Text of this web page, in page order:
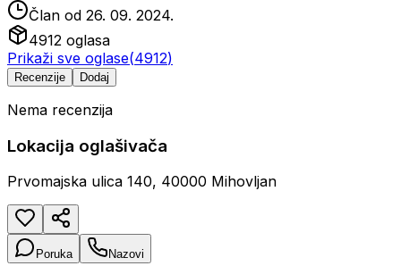
Član od 26. 09. 2024.
4912 oglasa
Prikaži sve oglase(4912)
Recenzije Dodaj
Nema recenzija
Lokacija oglašivača
Prvomajska ulica 140, 40000 Mihovljan
Poruka Nazovi